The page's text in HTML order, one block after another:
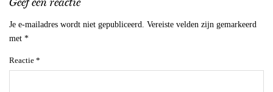
Je e-mailadres wordt niet gepubliceerd. Vereiste velden zijn gemarkeerd
met *
Reactie *